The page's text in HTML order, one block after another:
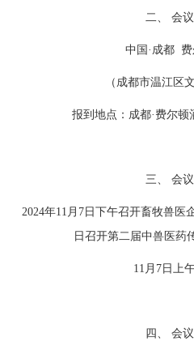
二、 会
中国·成都
（成都市温江区
报到地点：成都·费尔顿
三、 会
2024年11月7日下午召开畜牧兽医
日召开第二届中兽医药
11月7日上
四、 会